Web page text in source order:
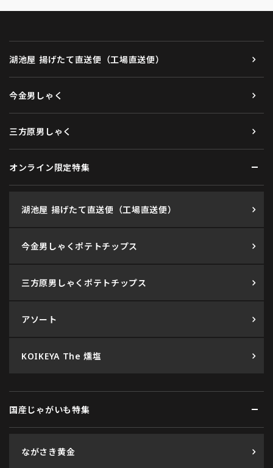
湖池屋 揚げたて直送便（工場直送便）
今金男しゃく
三方原男しゃく
オンライン限定特集
湖池屋 揚げたて直送便（工場直送便）
今金男しゃくポテトチップス
三方原男しゃくポテトチップス
アソート
KOIKEYA The 燻塩
国産じゃがいも特集
ながさき黄金